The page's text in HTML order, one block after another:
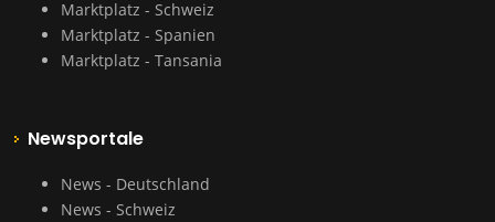
Marktplatz - Schweiz
Marktplatz - Spanien
Marktplatz - Tansania
Newsportale
News - Deutschland
News - Schweiz